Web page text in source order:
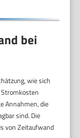
bei
wie sich
Stromkosten
Annahmen, die
sind. Die
von Zeitaufwand